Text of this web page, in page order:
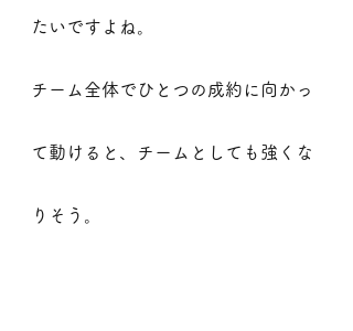
たいですよね。
チーム全体でひとつの成約に向かっ
て動けると、チームとしても強くな
りそう。